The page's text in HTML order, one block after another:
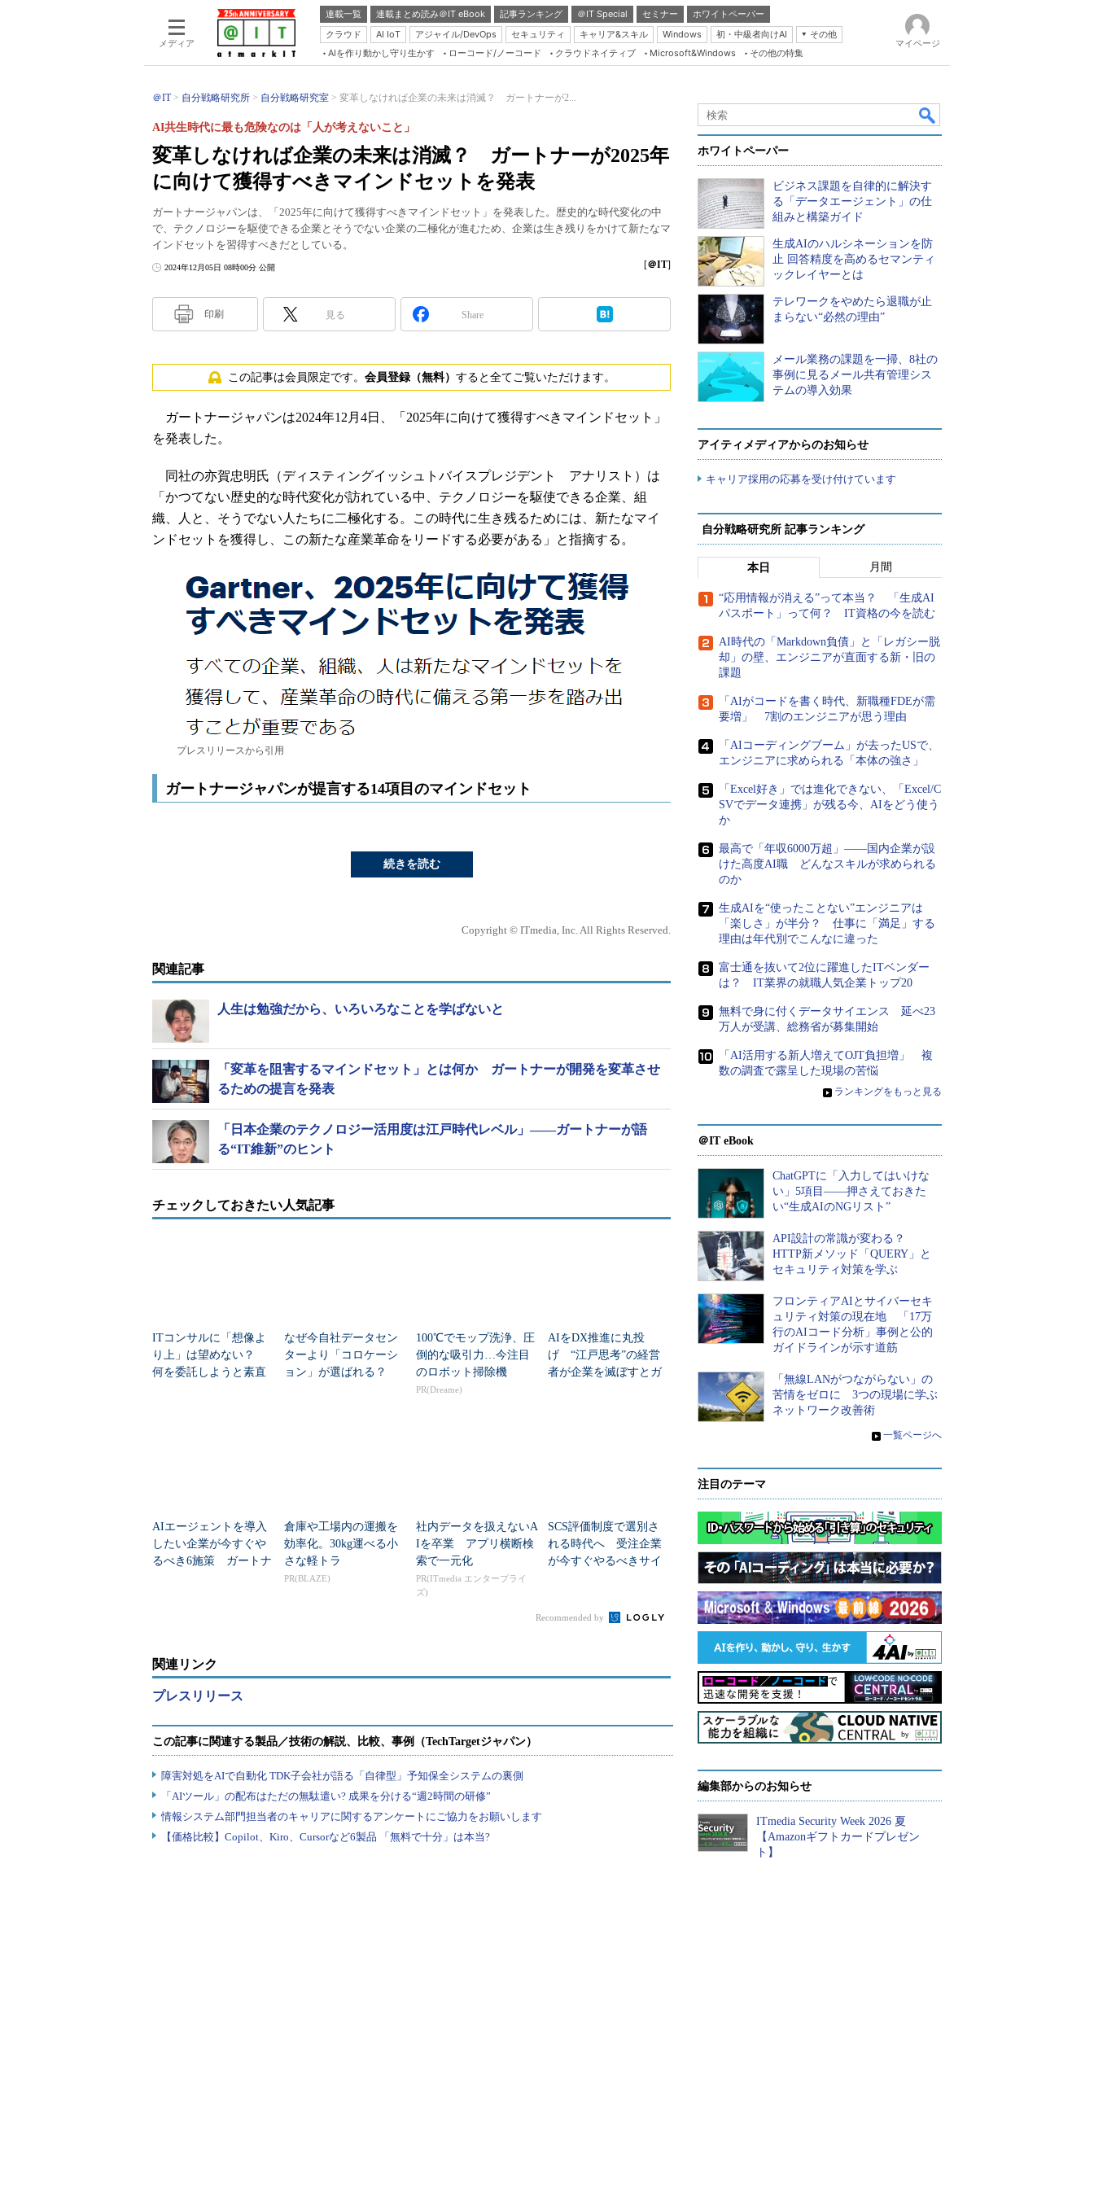
メディア
連載一覧 連載まとめ読み＠IT eBook 記事ランキング ＠IT Special セミナー
ホワイトペーパー
クラウド
AI IoT アジャイル/DevOps セキュリティ キャリア&スキル Windows 初・中級者向けAI
その他
Server & Storage
Java Agile
Database Expert
Linux ＆ OSS
Master of IP Network
Security & Trust
Test & Tools
AIを作り動かし守り生かす ローコード/ノーコード クラウドネイティブ Microsoft&Windows その他の特集
マイページ
＠IT 自分戦略研究所 自分戦略研究室 変革しなければ企業の未来は消滅？ ガートナーが2...
変革しなければ企業の未来は消滅？ ガートナーが2025年
に向けて獲得すべきマインドセットを発表
AI共生時代に最も危険なのは「人が考えないこと」
ガートナージャパンは、「2025年に向けて獲得すべきマインドセット」を発表した。歴史的な時代変化の中
で、テクノロジーを駆使できる企業とそうでない企業の二極化が進むため、企業は生き残りをかけて新たなマ
インドセットを習得すべきだとしている。
2024年12月05日 08時00分 公開 [＠IT]
印刷 見る Share
この記事は会員限定です。 会員登録（無料） すると全てご覧いただけます。
ガートナージャパンは2024年12月4日、「2025年に向けて獲得すべきマインドセット」
を発表した。
同社の亦賀忠明氏（ディスティングイッシュトバイスプレジデント アナリスト）は
「かつてない歴史的な時代変化が訪れている中、テクノロジーを駆使できる企業、組
織、人と、そうでない人たちに二極化する。この時代に生き残るためには、新たなマイ
ンドセットを獲得し、この新たな産業革命をリードする必要がある」と指摘する。
プレスリリースから引用
ガートナージャパンが提言する14項目のマインドセット
続きを読む
Copyright © ITmedia, Inc. All Rights Reserved.
関連記事
人生は勉強だから、いろいろなことを学ばないと
「変革を阻害するマインドセット」とは何か ガートナーが開発を変革させ
るための提言を発表
「日本企業のテクノロジー活用度は江戸時代レベル」――ガートナーが語
る“IT維新”のヒント
チェックしておきたい人気記事
ITコンサルに「想像よ
り上」は望めない？
何を委託しようと素直
なぜ今自社データセン
ターより「コロケーシ
ョン」が選ばれる？
100℃でモップ洗浄、圧
倒的な吸引力…今注目
のロボット掃除機
PR(Dreame)
AIをDX推進に丸投
げ “江戸思考”の経営
者が企業を滅ぼすとガ
AIエージェントを導入
したい企業が今すぐや
るべき6施策 ガートナ
倉庫や工場内の運搬を
効率化。30kg運べる小
さな軽トラ
PR(BLAZE)
社内データを扱えないA
Iを卒業 アプリ横断検
索で一元化
PR(ITmedia エンタープライ
ズ)
SCS評価制度で選別さ
れる時代へ 受注企業
が今すぐやるべきサイ
Recommended by
関連リンク
プレスリリース
ホワイトペーパー
ビジネス課題を自律的に解決す
る「データエージェント」の仕
組みと構築ガイド
生成AIのハルシネーションを防
止 回答精度を高めるセマンティ
ックレイヤーとは
テレワークをやめたら退職が止
まらない“必然の理由”
メール業務の課題を一掃、8社の
事例に見るメール共有管理シス
テムの導入効果
アイティメディアからのお知らせ
キャリア採用の応募を受け付けています
自分戦略研究所 記事ランキング
本日 月間
“応用情報が消える”って本当？ 「生成AI
パスポート」って何？ IT資格の今を読む
AI時代の「Markdown負債」と「レガシー脱
却」の壁、エンジニアが直面する新・旧の
課題
「AIがコードを書く時代、新職種FDEが需
要増」 7割のエンジニアが思う理由
「AIコーディングブーム」が去ったUSで、
エンジニアに求められる「本体の強さ」
「Excel好き」では進化できない、「Excel/C
SVでデータ連携」が残る今、AIをどう使う
か
最高で「年収6000万超」――国内企業が設
けた高度AI職 どんなスキルが求められる
のか
生成AIを“使ったことない”エンジニアは
「楽しさ」が半分？ 仕事に「満足」する
理由は年代別でこんなに違った
富士通を抜いて2位に躍進したITベンダー
は？ IT業界の就職人気企業トップ20
無料で身に付くデータサイエンス 延べ23
万人が受講、総務省が募集開始
「AI活用する新人増えてOJT負担増」 複
数の調査で露呈した現場の苦悩
» ランキングをもっと見る
＠IT eBook
ChatGPTに「入力してはいけな
い」5項目――押さえておきた
い“生成AIのNGリスト”
API設計の常識が変わる？
HTTP新メソッド「QUERY」と
セキュリティ対策を学ぶ
フロンティアAIとサイバーセキ
ュリティ対策の現在地 「17万
行のAIコード分析」事例と公的
ガイドラインが示す道筋
「無線LANがつながらない」の
苦情をゼロに 3つの現場に学ぶ
ネットワーク改善術
» 一覧ページへ
注目のテーマ
編集部からのお知らせ
ITmedia Security Week 2026 夏
【Amazonギフトカードプレゼン
ト】